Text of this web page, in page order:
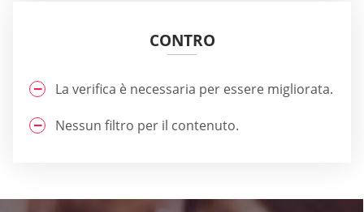
CONTRO
La verifica è necessaria per essere migliorata.
Nessun filtro per il contenuto.